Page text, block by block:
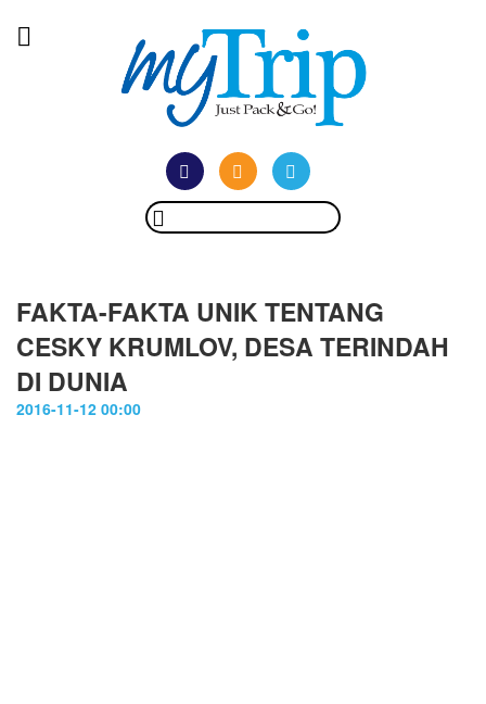
FAKTA-FAKTA UNIK TENTANG
CESKY KRUMLOV, DESA TERINDAH
DI DUNIA
2016-11-12 00:00